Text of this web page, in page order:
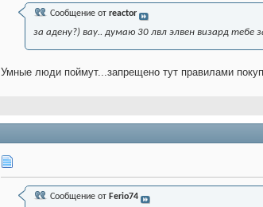
Сообщение от reactor
за адену?) вау.. думаю 30 лвл элвен визард тебе
Умные люди поймут...запрещено тут правилами
Сообщение от Ferio74